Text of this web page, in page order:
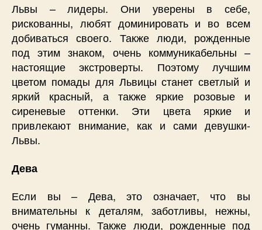
Львы – лидеры. Они уверены в себе,
рискованны, любят доминировать и во всем
добиваться своего. Также люди, рожденные
под этим знаком, очень коммуникабельны –
настоящие экстроверты. Поэтому лучшим
цветом помады для Львицы станет светлый и
яркий красный, а также яркие розовые и
сиреневые оттенки. Эти цвета яркие и
привлекают внимание, как и сами девушки-
Львы.
Дева
Если вы – Дева, это означает, что вы
внимательны к деталям, заботливы, нежны,
очень гуманны. Также люди, рожденные под